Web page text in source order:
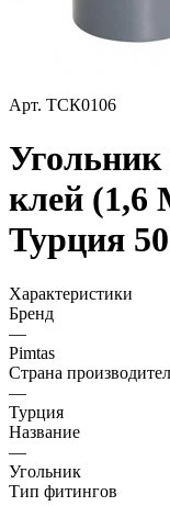
Арт. ТСК0106
клей
Турция
Характеристики
Бренд
—
Pimtas
Страна
—
Турция
Название
—
Угольник
Тип фитингов